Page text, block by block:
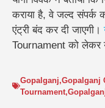
कराया है, वे जल्द संपर्क
एंट्री बंद कर दी जाएगी।
Tournament को लेकर
Gopalganj,Gopalganj
Tournament,